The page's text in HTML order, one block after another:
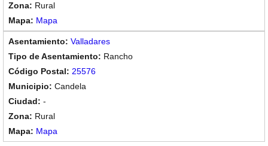
Rural
Mapa
Valladares
Rancho
25576
Candela
-
Rural
Mapa